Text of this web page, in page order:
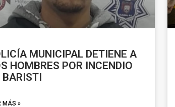
MUNICIPAL DETIENE A
HOMBRES POR INCENDIO
BARISTI
MÁS »